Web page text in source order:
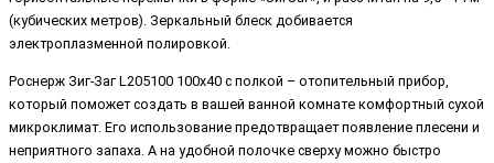
(кубических метров). Зеркальный блеск добивается
электроплазменной полировкой.
Роснерж Зиг-Заг L205100 100x40 с полкой – отопительный прибор,
который поможет создать в вашей ванной комнате комфортный сухой
микроклимат. Его использование предотвращает появление плесени и
неприятного запаха. А на удобной полочке сверху можно быстро